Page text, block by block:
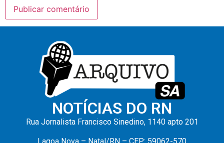
NOTÍCIAS DO RN
Rua Jornalista Francisco Sinedino, 1140 apto 201